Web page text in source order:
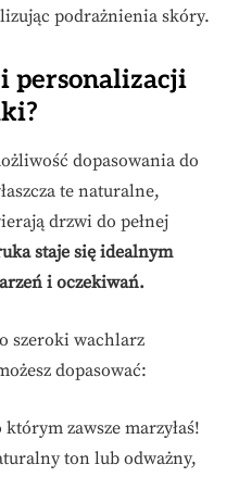
podrażnienia skóry.
personalizacji
dopasowania do
te naturalne,
drzwi do pełnej
staje się idealnym
i oczekiwań.
szeroki wachlarz
dopasować:
zawsze marzyłaś!
ton lub odważny,